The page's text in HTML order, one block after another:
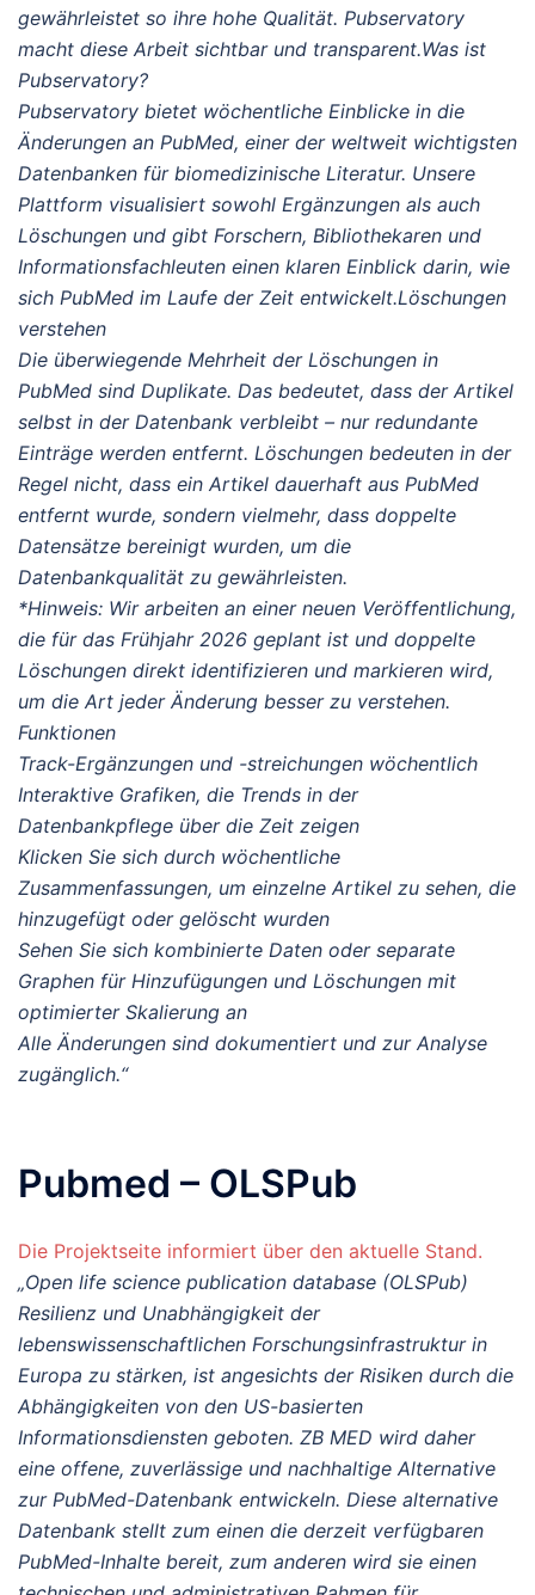
gewährleistet so ihre hohe Qualität. Pubservatory
macht diese Arbeit sichtbar und transparent.Was ist
Pubservatory?
Pubservatory bietet wöchentliche Einblicke in die
Änderungen an PubMed, einer der weltweit wichtigsten
Datenbanken für biomedizinische Literatur. Unsere
Plattform visualisiert sowohl Ergänzungen als auch
Löschungen und gibt Forschern, Bibliothekaren und
Informationsfachleuten einen klaren Einblick darin, wie
sich PubMed im Laufe der Zeit entwickelt.Löschungen
verstehen
Die überwiegende Mehrheit der Löschungen in
PubMed sind Duplikate. Das bedeutet, dass der Artikel
selbst in der Datenbank verbleibt – nur redundante
Einträge werden entfernt. Löschungen bedeuten in der
Regel nicht, dass ein Artikel dauerhaft aus PubMed
entfernt wurde, sondern vielmehr, dass doppelte
Datensätze bereinigt wurden, um die
Datenbankqualität zu gewährleisten.
*Hinweis: Wir arbeiten an einer neuen Veröffentlichung,
die für das Frühjahr 2026 geplant ist und doppelte
Löschungen direkt identifizieren und markieren wird,
um die Art jeder Änderung besser zu verstehen.
Funktionen
Track-Ergänzungen und -streichungen wöchentlich
Interaktive Grafiken, die Trends in der
Datenbankpflege über die Zeit zeigen
Klicken Sie sich durch wöchentliche
Zusammenfassungen, um einzelne Artikel zu sehen, die
hinzugefügt oder gelöscht wurden
Sehen Sie sich kombinierte Daten oder separate
Graphen für Hinzufügungen und Löschungen mit
optimierter Skalierung an
Alle Änderungen sind dokumentiert und zur Analyse
zugänglich.“
Pubmed – OLSPub
Die Projektseite informiert über den aktuelle Stand.
„Open life science publication database (OLSPub)
Resilienz und Unabhängigkeit der
lebenswissenschaftlichen Forschungsinfrastruktur in
Europa zu stärken, ist angesichts der Risiken durch die
Abhängigkeiten von den US-basierten
Informationsdiensten geboten. ZB MED wird daher
eine offene, zuverlässige und nachhaltige Alternative
zur PubMed-Datenbank entwickeln. Diese alternative
Datenbank stellt zum einen die derzeit verfügbaren
PubMed-Inhalte bereit, zum anderen wird sie einen